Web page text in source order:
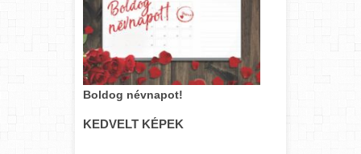
Boldog névnapot!
KEDVELT KÉPEK